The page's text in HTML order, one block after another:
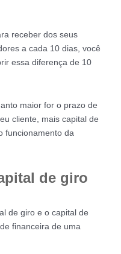
receber dos seus
a cada 10 dias, você
essa diferença de 10
maior for o prazo de
cliente, mais capital de
funcionamento da
de giro
de giro e o capital de
financeira de uma